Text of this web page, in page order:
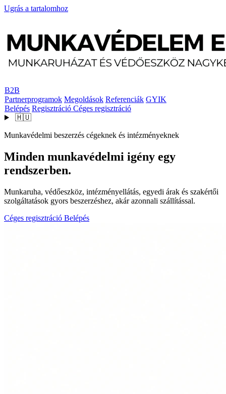
Ugrás a tartalomhoz
B2B
Partnerprogramok Megoldások Referenciák GYIK
Belépés Regisztráció Céges regisztráció
🇭🇺
Munkavédelmi beszerzés cégeknek és intézményeknek
Minden munkavédelmi igény egy
rendszerben.
Munkaruha, védőeszköz, intézményellátás, egyedi árak és szakértői
szolgáltatások gyors beszerzéshez, akár azonnali szállítással.
Céges regisztráció Belépés